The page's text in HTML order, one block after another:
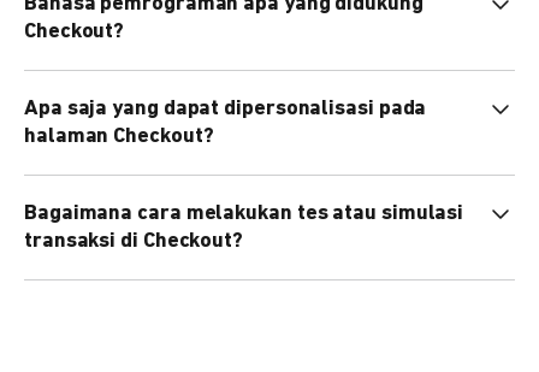
Checkout?
PHP, Node.js, Go, dll).
Apa saja yang dapat dipersonalisasi pada
halaman Checkout?
preferensi bahasa, dan urutan metode pembayaran sesuai
kebutuhan brand Anda.
Bagaimana cara melakukan tes atau simulasi
transaksi di Checkout?